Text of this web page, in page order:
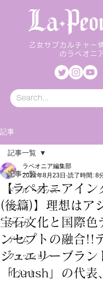
乙女サブカルチャー
のラペオニ
記事
記事一覧
ドール・グッズ
アニメ
マンガ
ゲーム
ファッション
イベント
記事一覧
【ラペオニアイ
(後篇)】理想はア
宝石文化と国際色
ンセプトの融合!!
ジュエリーブラン
「Luush」の代
ラペオニア編集部
2022年8月23日 読了時間: 8